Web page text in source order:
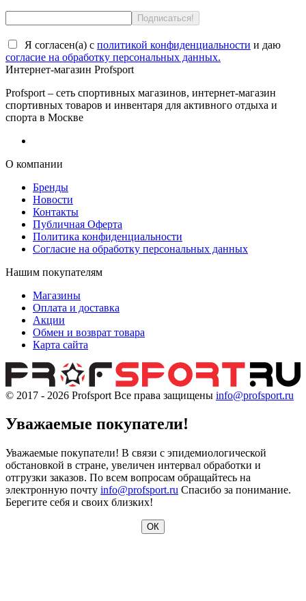
Я согласен(a) с политикой конфиденциальности и даю
согласие на обработку персональных данных.
Интернет-магазин Profsport
Profsport – сеть спортивных магазинов, интернет-магазин
спортивных товаров и инвентаря для активного отдыха и
спорта в Москве
О компании
Бренды
Новости
Контакты
Публичная Оферта
Политика конфиденциальности
Согласие на обработку персональных данных
Нашим покупателям
Магазины
Оплата и доставка
Акции
Обмен и возврат товара
Карта сайта
© 2017 - 2026 Profsport Все права защищены info@profsport.ru
Уважаемые покупатели!
Уважаемые покупатели! В связи с эпидемиологической
обстановкой в стране, увеличен интервал обработки и
отгрузки заказов. По всем вопросам обращайтесь на
электронную почту info@profsport.ru Спасибо за понимание.
Берегите себя и своих близких!
ОК